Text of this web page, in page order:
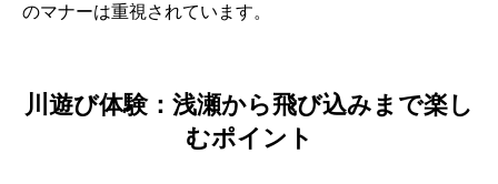
のマナーは重視されています。
川遊び体験：浅瀬から飛び込みまで楽し
むポイント